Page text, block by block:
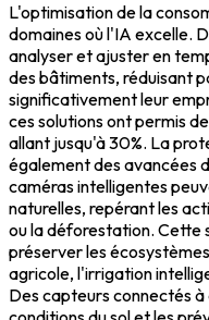
L'optimisation de la
domaines où l'IA excelle.
analyser et ajuster en
des bâtiments, réduisant
significativement leur
ces solutions ont permis
allant jusqu'à 30%. La
également des avancées
caméras intelligentes
naturelles, repérant les
ou la déforestation. Cette
préserver les
agricole, l'irrigation
Des capteurs connectés